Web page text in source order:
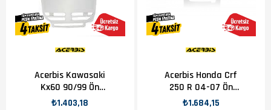
Acerbis Kawasaki
Kx60 90/99 Ön
Numaratör Beyaz
₺1.403,18
Acerbis Honda Crf
250 R 04-07 Ön
Numaratör Beyaz
₺1.684,15